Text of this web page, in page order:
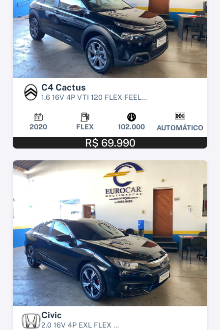
C4 Cactus
1.6 16V 4P VTI 120 FLEX FEEL...
2020 FLEX 102.000 AUTOMÁTICO
R$ 69.990
Civic
2.0 16V 4P EXL FLEX ...